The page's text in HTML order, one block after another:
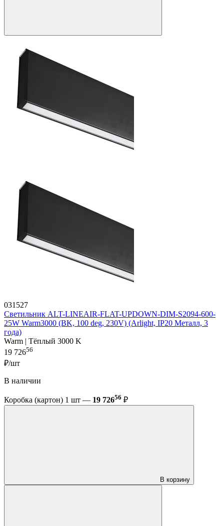
031527
Светильник ALT-LINEAIR-FLAT-UPDOWN-DIM-S2094-600-
25W Warm3000 (BK, 100 deg, 230V) (Arlight, IP20 Металл, 3
года)
Warm | Тёплый 3000 K
19 72656
₽/шт
В наличии
Коробка (картон) 1 шт — 19 72656 ₽
В корзину